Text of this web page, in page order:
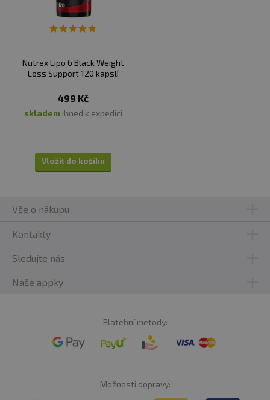
Nutrex Lipo 6 Black Weight
Loss Support 120 kapslí
499 Kč
skladem ihned k expedici
Vložit do košíku
Vše o nákupu
Kontakty
Sledujte nás
Naše appky
Platební metody:
Možnosti dopravy: